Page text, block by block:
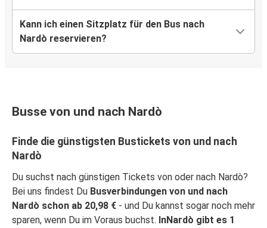
Kann ich einen Sitzplatz für den Bus nach
Nardò reservieren?
Busse von und nach Nardò
Finde die günstigsten Bustickets von und nach
Nardò
Du suchst nach günstigen Tickets von oder nach Nardò?
Bei uns findest Du Busverbindungen von und nach
Nardò schon ab 20,98 € - und Du kannst sogar noch mehr
sparen, wenn Du im Voraus buchst. InNardò gibt es 1